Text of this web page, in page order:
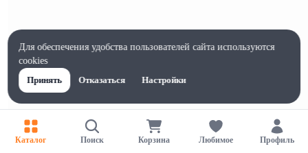
Характеристики
Каталог Поиск Корзина Любимое Профиль
Для обеспечения удобства пользователей сайта используются
cookies
Принять
Отказаться Настройки